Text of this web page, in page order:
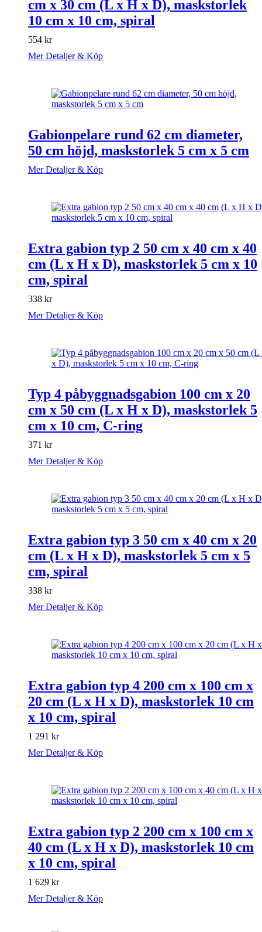
cm x 30 cm (L x H x D), maskstorlek
10 cm x 10 cm, spiral
554 kr
Mer Detaljer & Köp
Gabionpelare rund 62 cm diameter,
50 cm höjd, maskstorlek 5 cm x 5 cm
Mer Detaljer & Köp
Extra gabion typ 2 50 cm x 40 cm x 40
cm (L x H x D), maskstorlek 5 cm x 10
cm, spiral
338 kr
Mer Detaljer & Köp
Typ 4 påbyggnadsgabion 100 cm x 20
cm x 50 cm (L x H x D), maskstorlek 5
cm x 10 cm, C-ring
371 kr
Mer Detaljer & Köp
Extra gabion typ 3 50 cm x 40 cm x 20
cm (L x H x D), maskstorlek 5 cm x 5
cm, spiral
338 kr
Mer Detaljer & Köp
Extra gabion typ 4 200 cm x 100 cm x
20 cm (L x H x D), maskstorlek 10 cm
x 10 cm, spiral
1 291 kr
Mer Detaljer & Köp
Extra gabion typ 2 200 cm x 100 cm x
40 cm (L x H x D), maskstorlek 10 cm
x 10 cm, spiral
1 629 kr
Mer Detaljer & Köp